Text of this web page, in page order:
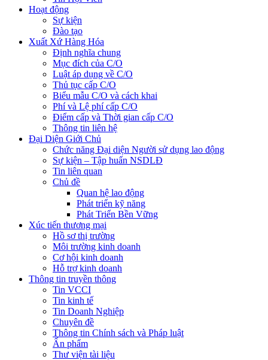
Hoạt động
Sự kiện
Đào tạo
Xuất Xứ Hàng Hóa
Định nghĩa chung
Mục đích của C/O
Luật áp dụng về C/O
Thủ tục cấp C/O
Biểu mẫu C/O và cách khai
Phí và Lệ phí cấp C/O
Điểm cấp và Thời gian cấp C/O
Thông tin liên hệ
Đại Diện Giới Chủ
Chức năng Đại diện Người sử dụng lao động
Sự kiện – Tập huấn NSDLĐ
Tin liên quan
Chủ đề
Quan hệ lao động
Phát triển kỹ năng
Phát Triển Bền Vững
Xúc tiến thương mại
Hồ sơ thị trường
Môi trường kinh doanh
Cơ hội kinh doanh
Hỗ trợ kinh doanh
Thông tin truyền thông
Tin VCCI
Tin kinh tế
Tin Doanh Nghiệp
Chuyên đề
Thông tin Chính sách và Pháp luật
Ấn phẩm
Thư viện tài liệu